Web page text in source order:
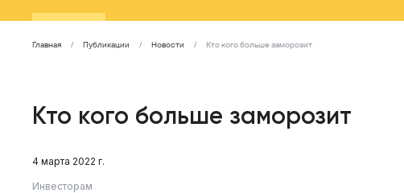
Главная Публикации Новости Кто кого больше заморозит
Кто кого больше заморозит
4 марта 2022 г.
Инвесторам